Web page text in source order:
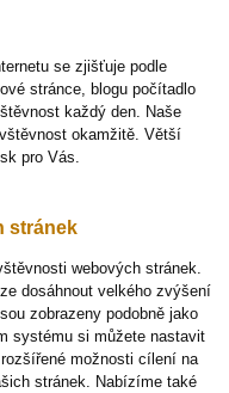
se zjišťuje podle
stránce, blogu počítadlo
každý den. Naše
okamžitě. Větší
pro Vás.
stránek
webových stránek.
dosáhnout velkého zvýšení
zobrazeny podobně jako
systému si můžete nastavit
možnosti cílení na
stránek. Nabízíme také